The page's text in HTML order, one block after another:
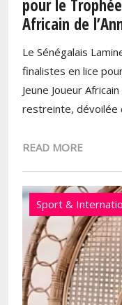
pour le
Africain de
Le Sénégalais
finalistes en lice
Jeune Joueur
restreinte, dévoilée
READ MORE
Sport &